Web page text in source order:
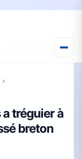
›
tréguier à
breton